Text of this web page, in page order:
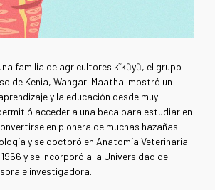
familia de agricultores kĩkũyũ, el grupo
de Kenia, Wangari Maathai mostró un
y la educación desde muy
acceder a una beca para estudiar en
en pionera de muchas hazañas.
y se doctoró en Anatomía Veterinaria.
y se incorporó a la Universidad de
e investigadora.